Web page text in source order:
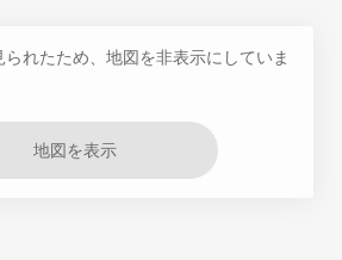
れたため、地図を非表示にしていま
地図を表示